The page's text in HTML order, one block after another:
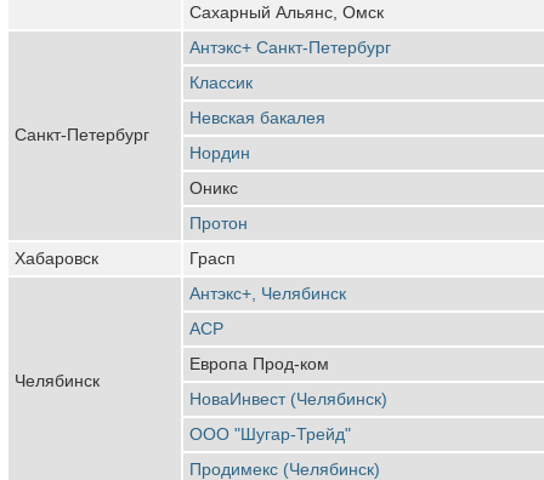
Сахарный Альянс, Омск
Санкт-Петербург
Антэкс+ Санкт-Петербург
Классик
Невская бакалея
Нордин
Оникс
Протон
Хабаровск
Грасп
Челябинск
Антэкс+, Челябинск
АСР
Европа Прод-ком
НоваИнвест (Челябинск)
ООО "Шугар-Трейд"
Продимекс (Челябинск)